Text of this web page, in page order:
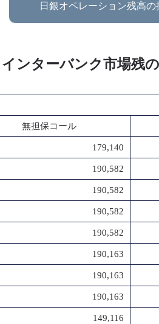
日銀オペレーション残高の
ンターバンク市場残
無担保コール
179,140
190,582
190,582
190,582
190,582
190,163
190,163
190,163
149,116